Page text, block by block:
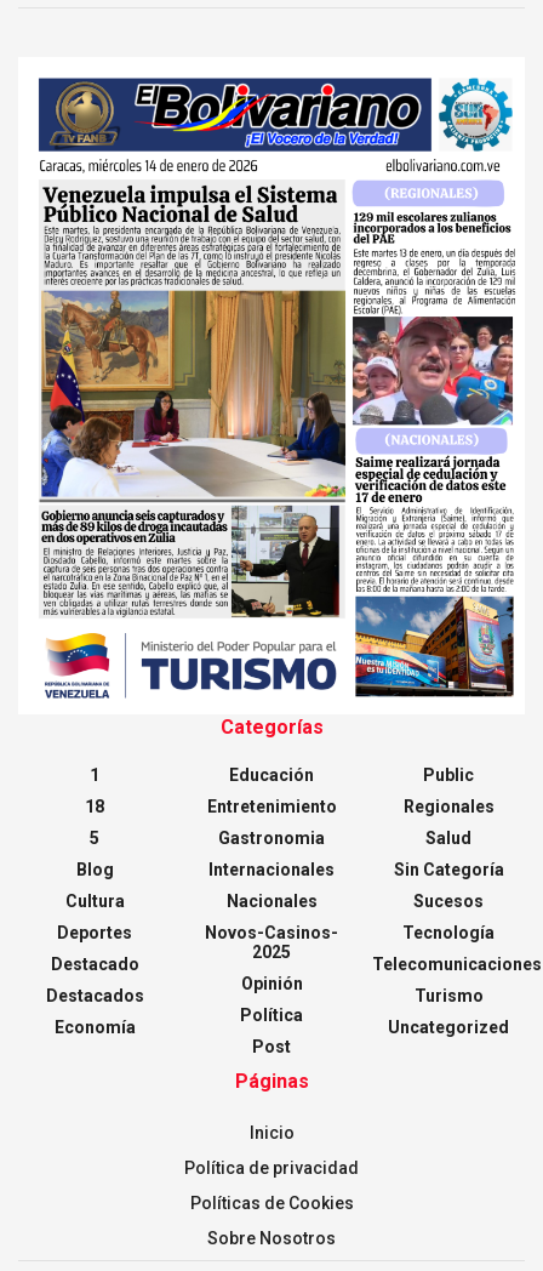
Categorías
1
18
5
Blog
Cultura
Deportes
Destacado
Destacados
Economía
Educación
Entretenimiento
Gastronomia
Internacionales
Nacionales
Novos-Casinos-
2025
Opinión
Política
Post
Public
Regionales
Salud
Sin Categoría
Sucesos
Tecnología
Telecomunicaciones
Turismo
Uncategorized
Páginas
Inicio
Política de privacidad
Políticas de Cookies
Sobre Nosotros